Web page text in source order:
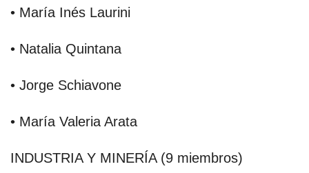
• María Inés Laurini
• Natalia Quintana
• Jorge Schiavone
• María Valeria Arata
INDUSTRIA Y MINERÍA (9 miembros)